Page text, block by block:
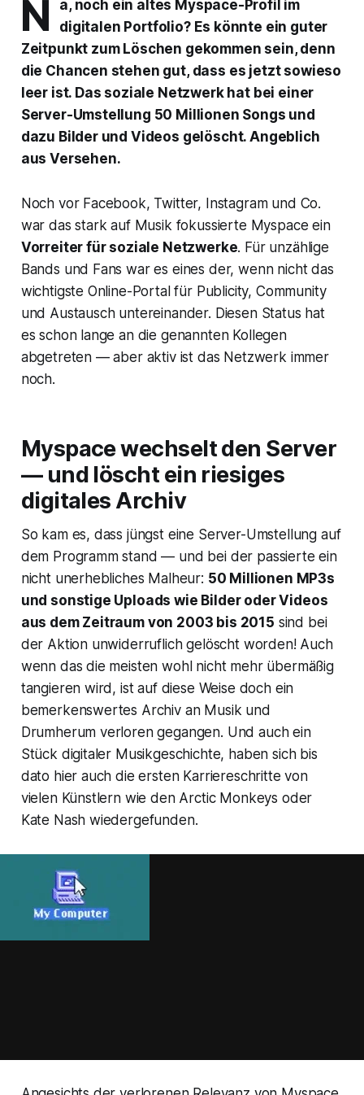
N
a, noch ein altes Myspace-Profil im
digitalen Portfolio? Es könnte ein guter
Zeitpunkt zum Löschen gekommen sein, denn
die Chancen stehen gut, dass es jetzt sowieso
leer ist. Das soziale Netzwerk hat bei einer
Server-Umstellung 50 Millionen Songs und
dazu Bilder und Videos gelöscht. Angeblich
aus Versehen.
Noch vor Facebook, Twitter, Instagram und Co.
war das stark auf Musik fokussierte Myspace ein
Vorreiter für soziale Netzwerke. Für unzählige
Bands und Fans war es eines der, wenn nicht das
wichtigste Online-Portal für Publicity, Community
und Austausch untereinander. Diesen Status hat
es schon lange an die genannten Kollegen
abgetreten — aber aktiv ist das Netzwerk immer
noch.
Myspace wechselt den Server
— und löscht ein riesiges
digitales Archiv
So kam es, dass jüngst eine Server-Umstellung auf
dem Programm stand — und bei der passierte ein
nicht unerhebliches Malheur: 50 Millionen MP3s
und sonstige Uploads wie Bilder oder Videos
aus dem Zeitraum von 2003 bis 2015 sind bei
der Aktion unwiderruflich gelöscht worden! Auch
wenn das die meisten wohl nicht mehr übermäßig
tangieren wird, ist auf diese Weise doch ein
bemerkenswertes Archiv an Musik und
Drumherum verloren gegangen. Und auch ein
Stück digitaler Musikgeschichte, haben sich bis
dato hier auch die ersten Karriereschritte von
vielen Künstlern wie den Arctic Monkeys oder
Kate Nash wiedergefunden.